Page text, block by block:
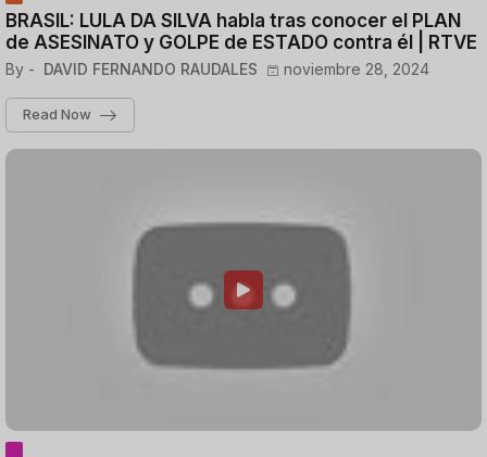
BRASIL: LULA DA SILVA habla tras conocer el PLAN
de ASESINATO y GOLPE de ESTADO contra él | RTVE
By - DAVID FERNANDO RAUDALES noviembre 28, 2024
Read Now